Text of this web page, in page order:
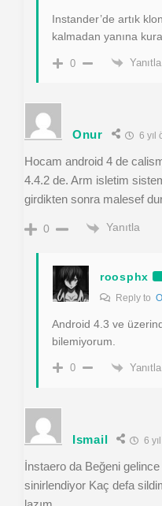
Instander’de artık
kalmadan yanına
0 Yanıtla
Onur 6 yıl
Hocam android 4 de
4.4.2 de. Arm isletim
girdikten sonra malesef
0 Yanıtla
roosphx
Reply to
Android 4.3 ve
bilemiyorum.
0 Yanıtla
Ismail 6
İnstaero da Beğeni
sinirlendiyor Kaç defa